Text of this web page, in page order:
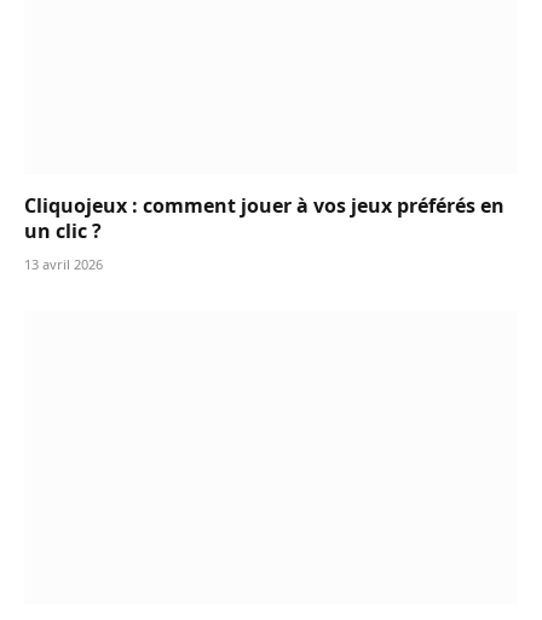
Cliquojeux : comment jouer à vos jeux préférés en
un clic ?
13 avril 2026